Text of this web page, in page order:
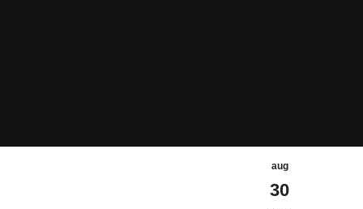
aug
30